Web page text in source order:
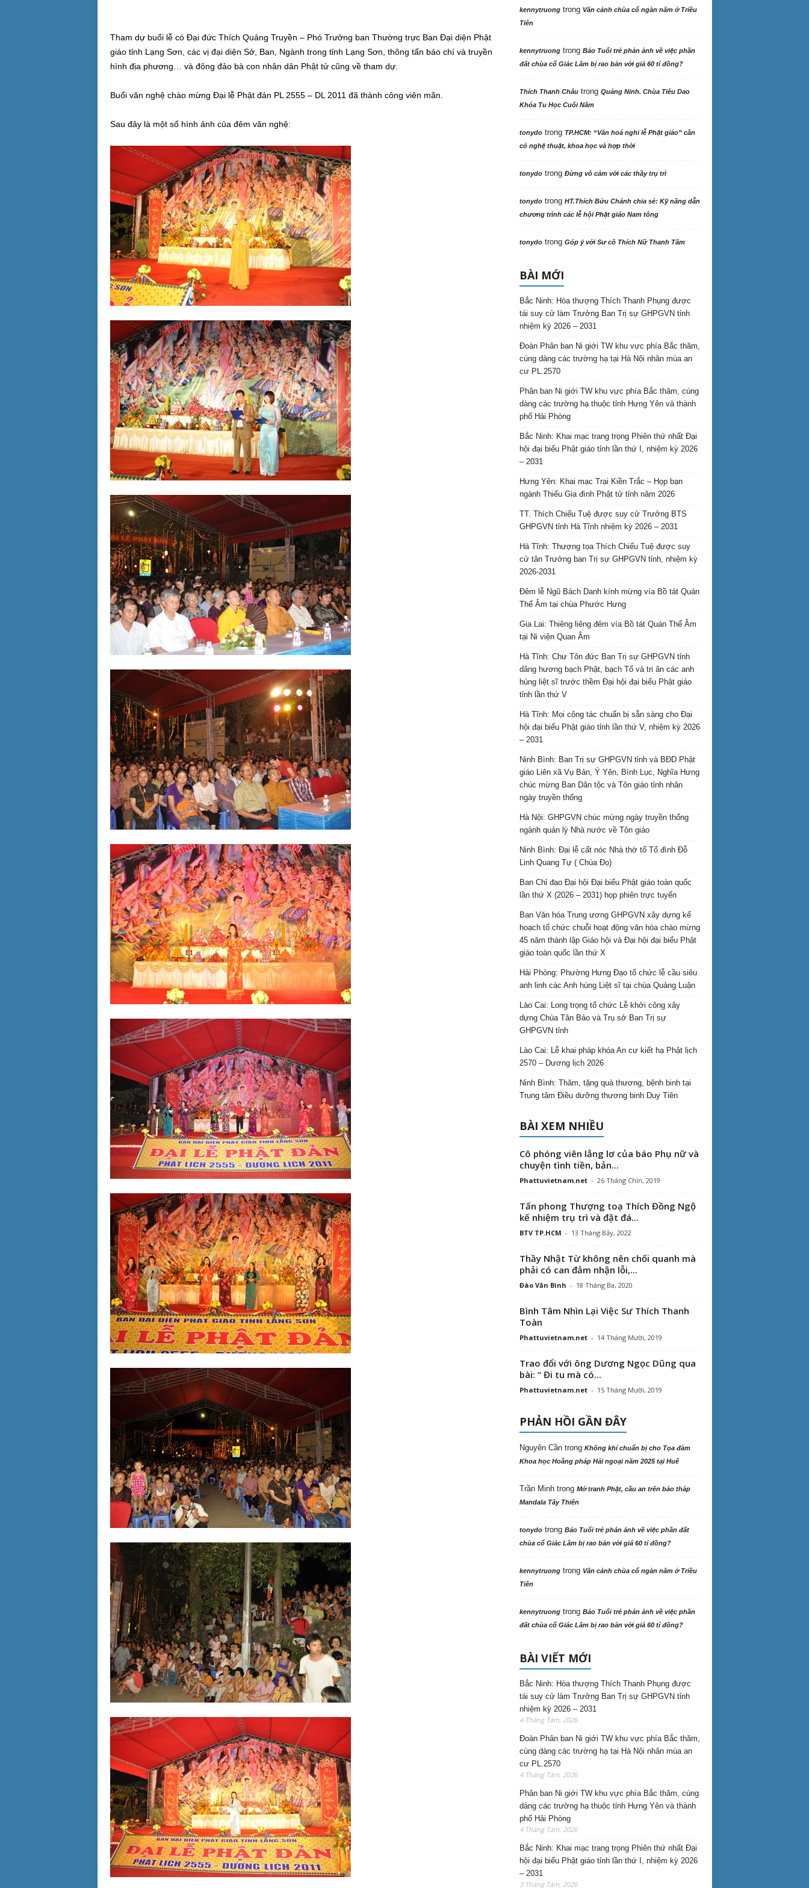
Tham dự buổi lễ có Đại đức Thích Quảng Truyền – Phó Trưởng ban Thường trực Ban Đại diện Phật
giáo tỉnh Lạng Sơn, các vị đại diện Sở, Ban, Ngành trong tỉnh Lạng Sơn, thông tấn báo chí và truyền
hình địa phương… và đông đảo bà con nhân dân Phật tử cũng về tham dự.
Buổi văn nghệ chào mừng Đại lễ Phật đản PL 2555 – DL 2011 đã thành công viên mãn.
Sau đây là một số hình ảnh của đêm văn nghệ:
kennytruongtrong Vãn cảnh chùa cổ ngàn năm ở Triều
Tiên
kennytruongtrong Báo Tuổi trẻ phản ảnh về việc phần
đất chùa cổ Giác Lâm bị rao bán với giá 60 tỉ đồng?
Thích Thanh Châutrong Quảng Ninh. Chùa Tiêu Dao
Khóa Tu Học Cuối Năm
tonydotrong TP.HCM: “Văn hoá nghi lễ Phật giáo” cần
có nghệ thuật, khoa học và hợp thời
tonydotrong Đừng vô cảm với các thầy trụ trì
tonydotrong HT.Thích Bửu Chánh chia sẻ: Kỹ năng dẫn
chương trình các lễ hội Phật giáo Nam tông
tonydotrong Góp ý với Sư cô Thích Nữ Thanh Tâm
BÀI MỚI
Bắc Ninh: Hòa thượng Thích Thanh Phụng được
tái suy cử làm Trưởng Ban Trị sự GHPGVN tỉnh
nhiệm kỳ 2026 – 2031
Đoàn Phân ban Ni giới TW khu vực phía Bắc thăm,
cúng dàng các trường hạ tại Hà Nội nhân mùa an
cư PL.2570
Phân ban Ni giới TW khu vực phía Bắc thăm, cúng
dàng các trường hạ thuộc tỉnh Hưng Yên và thành
phố Hải Phòng
Bắc Ninh: Khai mạc trang trọng Phiên thứ nhất Đại
hội đại biểu Phật giáo tỉnh lần thứ I, nhiệm kỳ 2026
– 2031
Hưng Yên: Khai mạc Trại Kiền Trắc – Họp bạn
ngành Thiếu Gia đình Phật tử tỉnh năm 2026
TT. Thích Chiếu Tuệ được suy cử Trưởng BTS
GHPGVN tỉnh Hà Tĩnh nhiệm kỳ 2026 – 2031
Hà Tĩnh: Thượng tọa Thích Chiếu Tuệ được suy
cử tân Trưởng ban Trị sự GHPGVN tỉnh, nhiệm kỳ
2026-2031
Đêm lễ Ngũ Bách Danh kính mừng vía Bồ tát Quán
Thế Âm tại chùa Phước Hưng
Gia Lai: Thiêng liêng đêm vía Bồ tát Quán Thế Âm
tại Ni viện Quan Âm
Hà Tĩnh: Chư Tôn đức Ban Trị sự GHPGVN tỉnh
dâng hương bạch Phật, bạch Tổ và tri ân các anh
hùng liệt sĩ trước thềm Đại hội đại biểu Phật giáo
tỉnh lần thứ V
Hà Tĩnh: Mọi công tác chuẩn bị sẵn sàng cho Đại
hội đại biểu Phật giáo tỉnh lần thứ V, nhiệm kỳ 2026
– 2031
Ninh Bình: Ban Trị sự GHPGVN tỉnh và BĐD Phật
giáo Liên xã Vụ Bản, Ý Yên, Bình Lục, Nghĩa Hưng
chúc mừng Ban Dân tộc và Tôn giáo tỉnh nhân
ngày truyền thống
Hà Nội: GHPGVN chúc mừng ngày truyền thống
ngành quản lý Nhà nước về Tôn giáo
Ninh Bình: Đại lễ cất nóc Nhà thờ tổ Tổ đình Đỗ
Linh Quang Tự ( Chùa Đọ)
Ban Chỉ đạo Đại hội Đại biểu Phật giáo toàn quốc
lần thứ X (2026 – 2031) họp phiên trực tuyến
Ban Văn hóa Trung ương GHPGVN xây dựng kế
hoạch tổ chức chuỗi hoạt động văn hóa chào mừng
45 năm thành lập Giáo hội và Đại hội đại biểu Phật
giáo toàn quốc lần thứ X
Hải Phòng: Phường Hưng Đạo tổ chức lễ cầu siêu
anh linh các Anh hùng Liệt sĩ tại chùa Quảng Luận
Lào Cai: Long trọng tổ chức Lễ khởi công xây
dựng Chùa Tân Bảo và Trụ sở Ban Trị sự
GHPGVN tỉnh
Lào Cai: Lễ khai pháp khóa An cư kiết hạ Phật lịch
2570 – Dương lịch 2026
Ninh Bình: Thăm, tặng quà thương, bệnh binh tại
Trung tâm Điều dưỡng thương binh Duy Tiên
BÀI XEM NHIỀU
Cô phóng viên lẳng lơ của báo Phụ nữ và
chuyện tình tiền, bản...
Phattuvietnam.net - 26 Tháng Chín, 2019
Tấn phong Thượng toạ Thích Đồng Ngộ
kế nhiệm trụ trì và đặt đá...
BTV TP.HCM - 13 Tháng Bảy, 2022
Thầy Nhật Từ không nên chối quanh mà
phải có can đảm nhận lỗi,...
Đào Văn Bình - 18 Tháng Ba, 2020
Bình Tâm Nhìn Lại Việc Sư Thích Thanh
Toàn
Phattuvietnam.net - 14 Tháng Mười, 2019
Trao đổi với ông Dương Ngọc Dũng qua
bài: “ Đi tu mà có...
Phattuvietnam.net - 15 Tháng Mười, 2019
PHẢN HỒI GẦN ĐÂY
Nguyên Cầntrong Không khí chuẩn bị cho Tọa đàm
Khoa học Hoằng pháp Hải ngoại năm 2025 tại Huế
Trần Minhtrong Mở tranh Phật, cầu an trên bảo tháp
Mandala Tây Thiên
tonydotrong Báo Tuổi trẻ phản ảnh về việc phần đất
chùa cổ Giác Lâm bị rao bán với giá 60 tỉ đồng?
kennytruongtrong Vãn cảnh chùa cổ ngàn năm ở Triều
Tiên
kennytruongtrong Báo Tuổi trẻ phản ảnh về việc phần
đất chùa cổ Giác Lâm bị rao bán với giá 60 tỉ đồng?
BÀI VIẾT MỚI
Bắc Ninh: Hòa thượng Thích Thanh Phụng được
tái suy cử làm Trưởng Ban Trị sự GHPGVN tỉnh
nhiệm kỳ 2026 – 2031
4 Tháng Tám, 2026
Đoàn Phân ban Ni giới TW khu vực phía Bắc thăm,
cúng dàng các trường hạ tại Hà Nội nhân mùa an
cư PL.2570
4 Tháng Tám, 2026
Phân ban Ni giới TW khu vực phía Bắc thăm, cúng
dàng các trường hạ thuộc tỉnh Hưng Yên và thành
phố Hải Phòng
4 Tháng Tám, 2026
Bắc Ninh: Khai mạc trang trọng Phiên thứ nhất Đại
hội đại biểu Phật giáo tỉnh lần thứ I, nhiệm kỳ 2026
– 2031
3 Tháng Tám, 2026